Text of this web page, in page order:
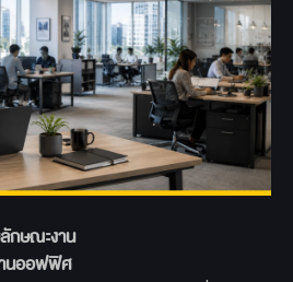
กษณะงาน
านออฟฟิศ